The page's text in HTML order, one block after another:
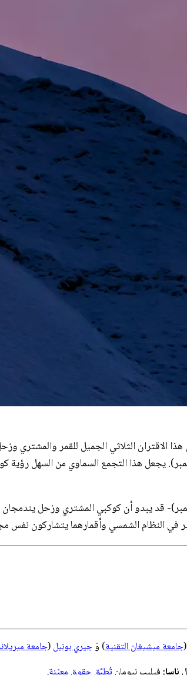
الاقتران الثلاثي الجميل للقمر والمشتري
بعد غروب شمس يوم 17 كانون الأوّل (ديسمبر). يجعل هذا
في النظام الشمسي وأقمارهما يتشاركون
(جامعة ميشيغان التقنية) وَجيري بونيل(جامعة